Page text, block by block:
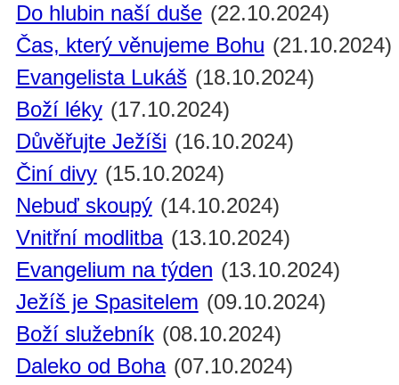
Do hlubin naší duše (22.10.2024)
Čas, který věnujeme Bohu (21.10.2024)
Evangelista Lukáš (18.10.2024)
Boží léky (17.10.2024)
Důvěřujte Ježíši (16.10.2024)
Činí divy (15.10.2024)
Nebuď skoupý (14.10.2024)
Vnitřní modlitba (13.10.2024)
Evangelium na týden (13.10.2024)
Ježíš je Spasitelem (09.10.2024)
Boží služebník (08.10.2024)
Daleko od Boha (07.10.2024)